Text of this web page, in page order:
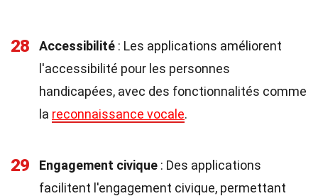
28 Accessibilité : Les applications améliorent
l'accessibilité pour les personnes
handicapées, avec des fonctionnalités comme
la reconnaissance vocale.
29 Engagement civique : Des applications
facilitent l'engagement civique, permettant